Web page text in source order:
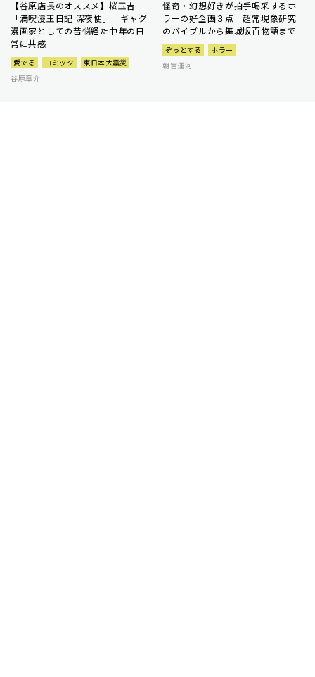
【谷原店長のオススメ】桜玉吉
「満喫漫玉日記 深夜便」 ギャグ
漫画家としての苦悩経た中年の日
常に共感
愛でる コミック
東日本大震災
谷原章介
怪奇・幻想好きが拍手喝采するホ
ラーの好企画３点 超常現象研究
のバイブルから舞城版百物語まで
ぞっとする
ホラー
朝宮運河